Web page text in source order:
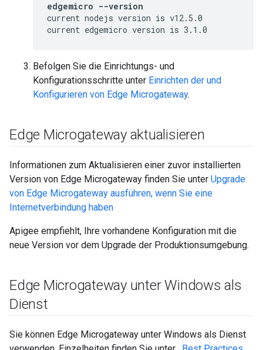
edgemicro --version
current nodejs version is v12.5.0
current edgemicro version is 3.1.0
Befolgen Sie die Einrichtungs- und
Konfigurationsschritte unter Einrichten der und
Konfigurieren von Edge Microgateway.
Edge Microgateway aktualisieren
Informationen zum Aktualisieren einer zuvor installierten
Version von Edge Microgateway finden Sie unter Upgrade
von Edge Microgateway ausführen, wenn Sie eine
Internetverbindung haben
Apigee empfiehlt, Ihre vorhandene Konfiguration mit die
neue Version vor dem Upgrade der Produktionsumgebung.
Edge Microgateway unter Windows als
Dienst
Sie können Edge Microgateway unter Windows als Dienst